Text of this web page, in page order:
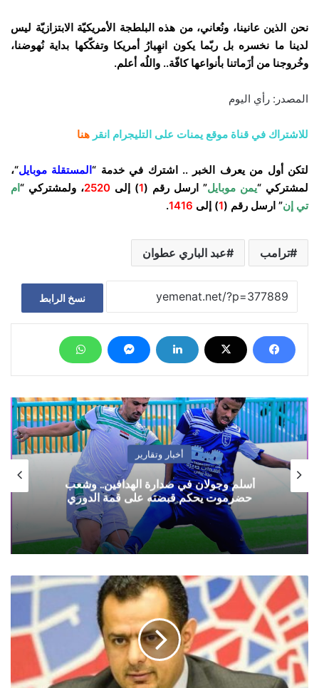
نحن الذين عانينا، ونُعاني، من هذه البلطجة الأمريكيّة الابتزازيّة ليس
لدينا ما نخسره بل ربّما يكون انهِيارُ أمريكا وتفكّكها بداية نُهوضنا،
وخُروجنا من أزَماتنا بأنواعها كافّة.. واللُه أعلم.
المصدر: رأي اليوم
للاشتراك في قناة موقع يمنات على التليجرام انقر هنا
لتكن أول من يعرف الخبر .. اشترك في خدمة “المستقلة موبايل“،
لمشتركي “يمن موبايل” ارسل رقم (1) إلى 2520، ولمشتركي “ ام
تي إن” ارسل رقم (1) إلى 1416
.
ترامب عبد الباري عطوان
نسخ الرابط
أخبار وتقارير
مثقفون يمنيون يطالبون بضبط منفذي استهداف
منزل البرلماني المقطري وتوفير الحماية له
ولأسرته
رئيس
حكومة
هادي
يطالب
النائب
العام
باتخاذ